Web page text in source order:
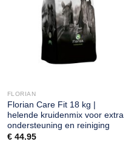
FLORIAN
Florian Care Fit 18 kg |
helende kruidenmix voor extra
ondersteuning en reiniging
€44.95